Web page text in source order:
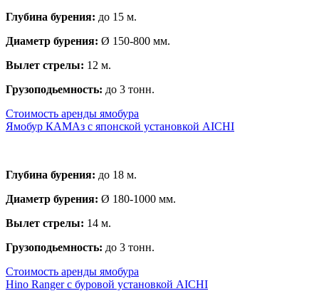
Глубина бурения: до 15 м.
Диаметр бурения: Ø 150-800 мм.
Вылет стрелы: 12 м.
Грузоподьемность: до 3 тонн.
Стоимость аренды ямобура
Ямобур КАМАз с японской установкой AICHI
Глубина бурения: до 18 м.
Диаметр бурения: Ø 180-1000 мм.
Вылет стрелы: 14 м.
Грузоподьемность: до 3 тонн.
Стоимость аренды ямобура
Hino Ranger с буровой установкой AICHI